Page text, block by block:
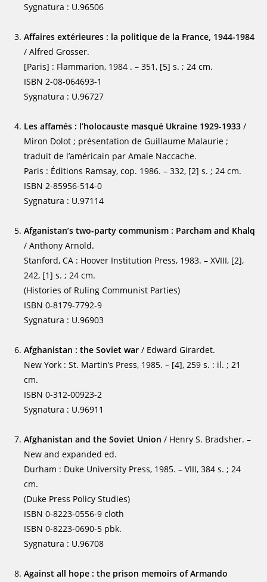
Sygnatura : U.96506
Affaires extérieures : la politique de la France, 1944-1984
/ Alfred Grosser.
[Paris] : Flammarion, 1984 . – 351, [5] s. ; 24 cm.
ISBN 2-08-064693-1
Sygnatura : U.96727
Les affamés : l’holocauste masqué Ukraine 1929-1933 /
Miron Dolot ; présentation de Guillaume Malaurie ;
traduit de l’américain par Amale Naccache.
Paris : Éditions Ramsay, cop. 1986. – 332, [2] s. ; 24 cm.
ISBN 2-85956-514-0
Sygnatura : U.97114
Afganistan’s two-party communism : Parcham and Khalq
/ Anthony Arnold.
Stanford, CA : Hoover Institution Press, 1983. – XVIII, [2],
242, [1] s. ; 24 cm.
(Histories of Ruling Communist Parties)
ISBN 0-8179-7792-9
Sygnatura : U.96903
Afghanistan : the Soviet war / Edward Girardet.
New York : St. Martin’s Press, 1985. – [4], 259 s. : il. ; 21
cm.
ISBN 0-312-00923-2
Sygnatura : U.96911
Afghanistan and the Soviet Union / Henry S. Bradsher. –
New and expanded ed.
Durham : Duke University Press, 1985. – VIII, 384 s. ; 24
cm.
(Duke Press Policy Studies)
ISBN 0-8223-0556-9 cloth
ISBN 0-8223-0690-5 pbk.
Sygnatura : U.96708
Against all hope : the prison memoirs of Armando